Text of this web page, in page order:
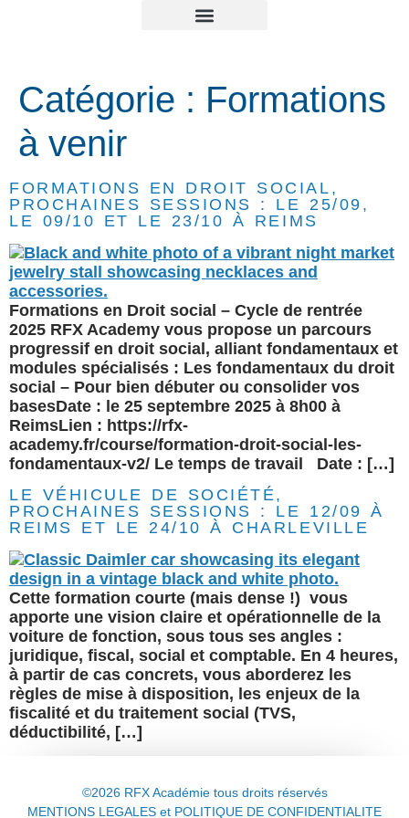
Catégorie : Formations
à venir
FORMATIONS EN DROIT SOCIAL,
PROCHAINES SESSIONS : LE 25/09,
LE 09/10 ET LE 23/10 À REIMS
Formations en Droit social – Cycle de rentrée
2025 RFX Academy vous propose un parcours
progressif en droit social, alliant fondamentaux et
modules spécialisés : Les fondamentaux du droit
social – Pour bien débuter ou consolider vos
basesDate : le 25 septembre 2025 à 8h00 à
ReimsLien : https://rfx-
academy.fr/course/formation-droit-social-les-
fondamentaux-v2/ Le temps de travail Date : […]
LE VÉHICULE DE SOCIÉTÉ,
PROCHAINES SESSIONS : LE 12/09 À
REIMS ET LE 24/10 À CHARLEVILLE
Cette formation courte (mais dense !) vous
apporte une vision claire et opérationnelle de la
voiture de fonction, sous tous ses angles :
juridique, fiscal, social et comptable. En 4 heures,
à partir de cas concrets, vous aborderez les
règles de mise à disposition, les enjeux de la
fiscalité et du traitement social (TVS,
déductibilité, […]
©2026 RFX Académie tous droits réservés
MENTIONS LEGALES et POLITIQUE DE CONFIDENTIALITE